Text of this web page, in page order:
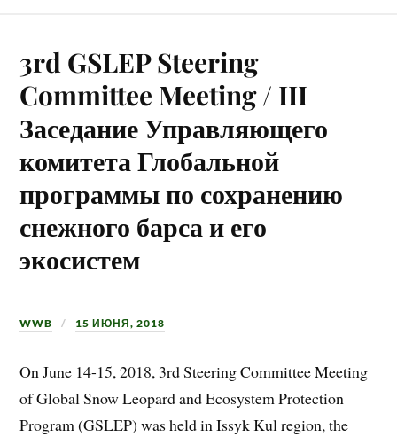
3rd GSLEP Steering
Committee Meeting / III
Заседание Управляющего
комитета Глобальной
программы по сохранению
снежного барса и его
экосистем
WWB 15 ИЮНЯ, 2018
On June 14-15, 2018, 3rd Steering Committee Meeting
of Global Snow Leopard and Ecosystem Protection
Program (GSLEP) was held in Issyk Kul region, the